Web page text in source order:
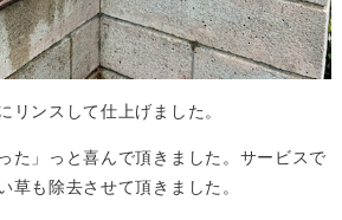
リンスして仕上げました。
た」っと喜んで頂きました。サービスで
草も除去させて頂きました。